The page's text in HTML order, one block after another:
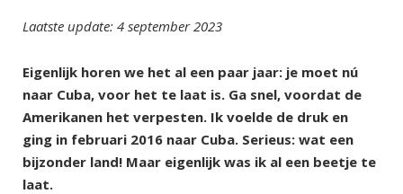
Laatste update: 4 september 2023
Eigenlijk horen we het al een paar jaar: je moet nú
naar Cuba, voor het te laat is. Ga snel, voordat de
Amerikanen het verpesten. Ik voelde de druk en
ging in februari 2016 naar Cuba. Serieus: wat een
bijzonder land! Maar eigenlijk was ik al een beetje te
laat.